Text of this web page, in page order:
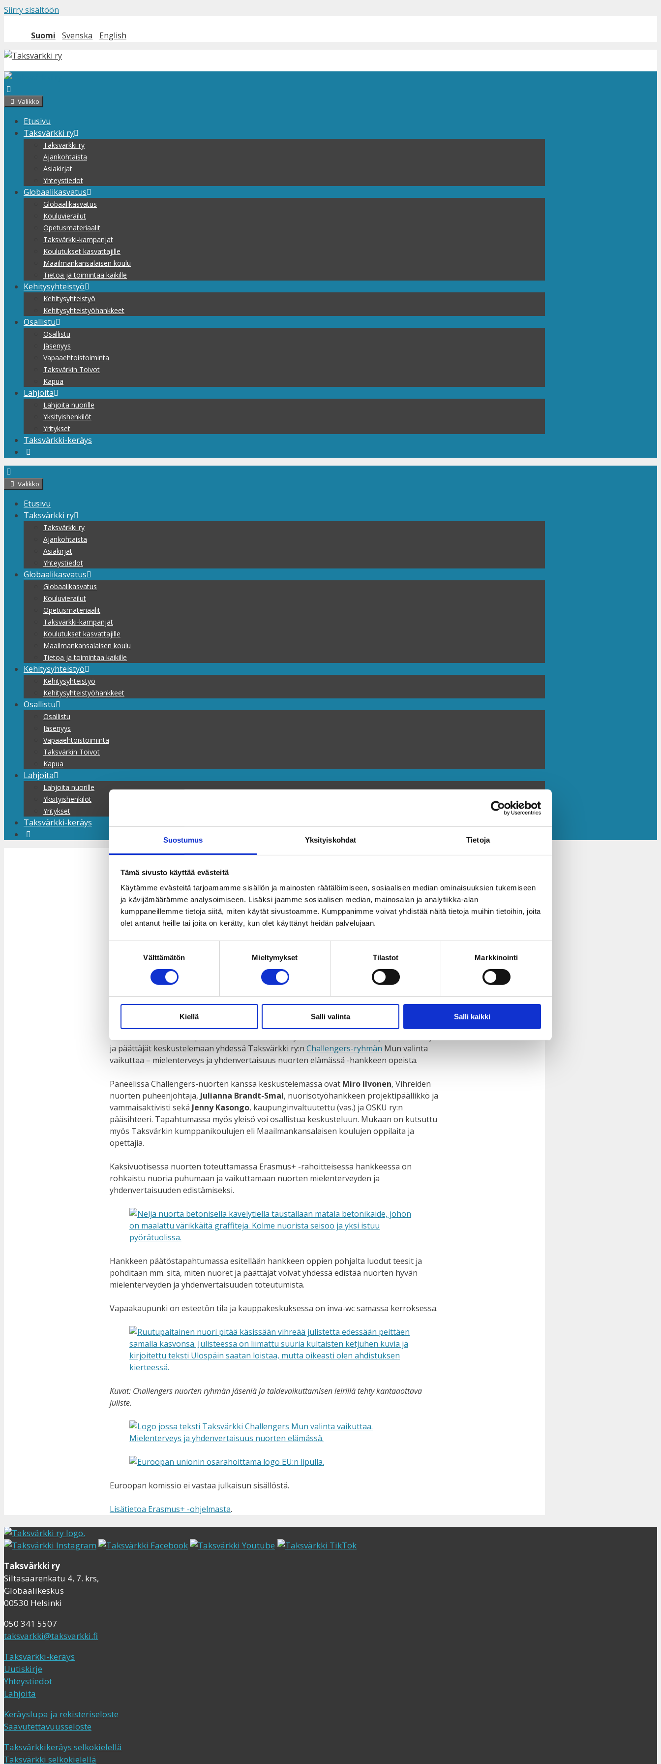
Suostumus Yksityiskohdat Tietoja
Tämä sivusto käyttää evästeitä
Käytämme evästeitä tarjoamamme sisällön ja mainosten räätälöimiseen, sosiaalisen median ominaisuuksien tukemiseen
ja kävijämäärämme analysoimiseen. Lisäksi jaamme sosiaalisen median, mainosalan ja analytiikka-alan
kumppaneillemme tietoja siitä, miten käytät sivustoamme. Kumppanimme voivat yhdistää näitä tietoja muihin tietoihin, joita
olet antanut heille tai joita on kerätty, kun olet käyttänyt heidän palvelujaan.
Välttämätön Mieltymykset Tilastot Markkinointi
Kiellä Salli valinta Salli kaikki
Siirry sisältöön
Suomi Svenska English
Valikko
Etusivu
Taksvärkki ry
Taksvärkki ry
Ajankohtaista
Asiakirjat
Yhteystiedot
Globaalikasvatus
Globaalikasvatus
Kouluvierailut
Opetusmateriaalit
Taksvärkki-kampanjat
Koulutukset kasvattajille
Maailmankansalaisen koulu
Tietoa ja toimintaa kaikille
Kehitysyhteistyö
Kehitysyhteistyö
Kehitysyhteistyöhankkeet
Osallistu
Osallistu
Jäsenyys
Vapaaehtoistoiminta
Taksvärkin Toivot
Kapua
Lahjoita
Lahjoita nuorille
Yksityishenkilöt
Yritykset
Taksvärkki-keräys
Valikko
Etusivu
Taksvärkki ry
Taksvärkki ry
Ajankohtaista
Asiakirjat
Yhteystiedot
Globaalikasvatus
Globaalikasvatus
Kouluvierailut
Opetusmateriaalit
Taksvärkki-kampanjat
Koulutukset kasvattajille
Maailmankansalaisen koulu
Tietoa ja toimintaa kaikille
Kehitysyhteistyö
Kehitysyhteistyö
Kehitysyhteistyöhankkeet
Osallistu
Osallistu
Jäsenyys
Vapaaehtoistoiminta
Taksvärkin Toivot
Kapua
Lahjoita
Lahjoita nuorille
Yksityishenkilöt
Yritykset
Taksvärkki-keräys
Mun valinta vaikuttaa -
paneelikeskustelu
10.4.2025
vaikuttamisryhmän järjestämään tapahtumaan! Helsingissä kauppakeskus Redissä on
ohjelmassa keskustelua nuorten mielenterveydestä ja yhdenvertaisuudesta.
Mun valinta vaikuttaa -paneelikeskustelu kokoaa yhteen nuoret vaikuttajat, asiantuntijat
ja päättäjät keskustelemaan yhdessä Taksvärkki ry:n Challengers-ryhmän Mun valinta
vaikuttaa – mielenterveys ja yhdenvertaisuus nuorten elämässä -hankkeen opeista.
Paneelissa Challengers-nuorten kanssa keskustelemassa ovat Miro Ilvonen, Vihreiden
nuorten puheenjohtaja, Julianna Brandt-Smal, nuorisotyöhankkeen projektipäällikkö ja
vammaisaktivisti sekä Jenny Kasongo, kaupunginvaltuutettu (vas.) ja OSKU ry:n
pääsihteeri. Tapahtumassa myös yleisö voi osallistua keskusteluun. Mukaan on kutsuttu
myös Taksvärkin kumppanikoulujen eli Maailmankansalaisen koulujen oppilaita ja
opettajia.
Kaksivuotisessa nuorten toteuttamassa Erasmus+ -rahoitteisessa hankkeessa on
rohkaistu nuoria puhumaan ja vaikuttamaan nuorten mielenterveyden ja
yhdenvertaisuuden edistämiseksi.
Hankkeen päätöstapahtumassa esitellään hankkeen oppien pohjalta luodut teesit ja
pohditaan mm. sitä, miten nuoret ja päättäjät voivat yhdessä edistää nuorten hyvän
mielenterveyden ja yhdenvertaisuuden toteutumista.
Vapaakaupunki on esteetön tila ja kauppakeskuksessa on inva-wc samassa kerroksessa.
Kuvat: Challengers nuorten ryhmän jäseniä ja taidevaikuttamisen leirillä tehty kantaaottava
juliste.
Euroopan komissio ei vastaa julkaisun sisällöstä.
Lisätietoa Erasmus+ -ohjelmasta.
Taksvärkki ry
Siltasaarenkatu 4, 7. krs,
Globaalikeskus
00530 Helsinki
050 341 5507
taksvarkki@taksvarkki.fi
Taksvärkki-keräys
Uutiskirje
Yhteystiedot
Lahjoita
Keräyslupa ja rekisteriseloste
Saavutettavuusseloste
Taksvärkkikeräys selkokielellä
Taksvärkki selkokielellä